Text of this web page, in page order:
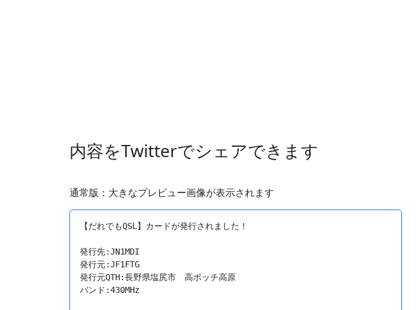
内容をTwitterでシェアできます
通常版：大きなプレビュー画像が表示されます
【だれでもQSL】カードが発行されました！
発行先:JN1MDI
発行元:JF1FTG
発行元QTH:長野県塩尻市　高ボッチ高原
バンド:430MHz